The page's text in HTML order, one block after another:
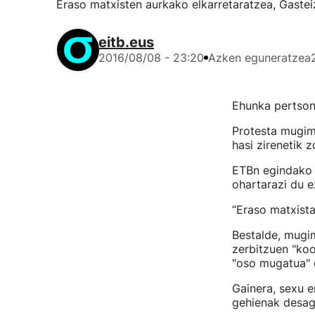
Eraso matxisten aurkako elkarretaratzea,
eitb.eus
2016/08/08 - 23:20 Azken eguneratzea
Ehunka
Protesta
hasi zirenetik
ETBn
ohartarazi du
“Eraso
Bestalde,
zerbitzuen
"oso mugatua"
Gainera, sexu
gehienak